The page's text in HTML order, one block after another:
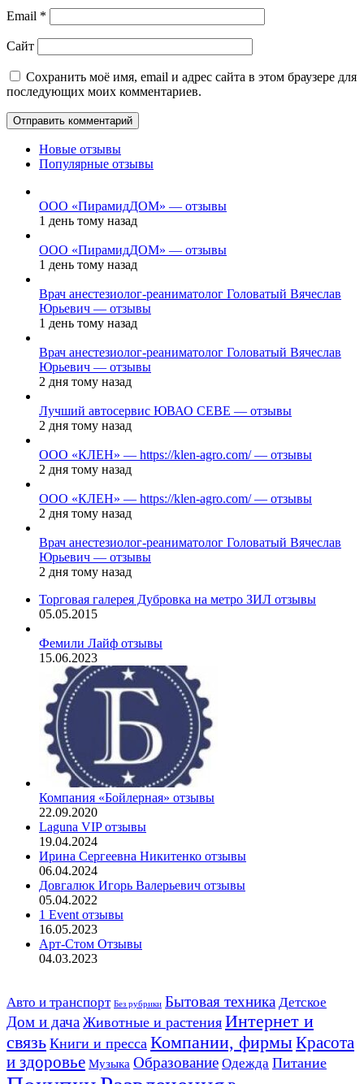
Email *
Сайт
Сохранить моё имя, email и адрес сайта в этом браузере для
последующих моих комментариев.
Новые отзывы
Популярные отзывы
ООО «ПирамидДОМ» — отзывы
1 день тому назад
ООО «ПирамидДОМ» — отзывы
1 день тому назад
Врач анестезиолог-реаниматолог Головатый Вячеслав
Юрьевич — отзывы
1 день тому назад
Врач анестезиолог-реаниматолог Головатый Вячеслав
Юрьевич — отзывы
2 дня тому назад
Лучший автосервис ЮВАО CEBE — отзывы
2 дня тому назад
ООО «КЛЕН» — https://klen-agro.com/ — отзывы
2 дня тому назад
ООО «КЛЕН» — https://klen-agro.com/ — отзывы
2 дня тому назад
Врач анестезиолог-реаниматолог Головатый Вячеслав
Юрьевич — отзывы
2 дня тому назад
Торговая галерея Дубровка на метро ЗИЛ отзывы
05.05.2015
Фемили Лайф отзывы
15.06.2023
Компания «Бойлерная» отзывы
22.09.2020
Laguna VIP отзывы
19.04.2024
Ирина Сергеевна Никитенко отзывы
06.04.2024
Довгалюк Игорь Валерьевич отзывы
05.04.2022
1 Event отзывы
16.05.2023
Арт-Стом Отзывы
04.03.2023
Авто и транспорт Без рубрики Бытовая техника Детское
Дом и дача Животные и растения Интернет и
связь Книги и пресса Компании, фирмыКрасота
и здоровье Музыка Образование Одежда Питание